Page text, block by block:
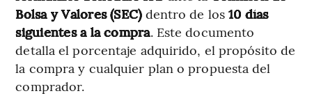
Bolsa y Valores (SEC)dentro de los 10 días
siguientes a la compra. Este documento
detalla el porcentaje adquirido, el propósito de
la compra y cualquier plan o propuesta del
comprador.